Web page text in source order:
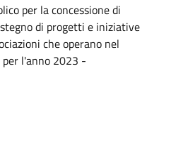
per la concessione di
di progetti e iniziative
che operano nel
l'anno 2023 -